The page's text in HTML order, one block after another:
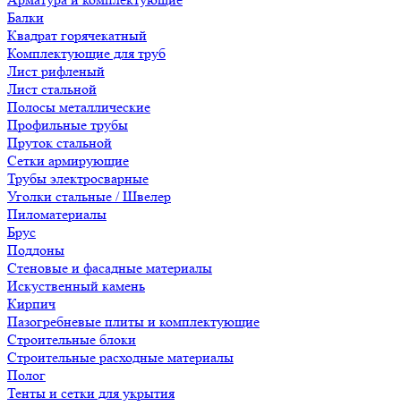
Балки
Квадрат горячекатный
Комплектующие для труб
Лист рифленый
Лист стальной
Полосы металлические
Профильные трубы
Пруток стальной
Сетки армирующие
Трубы электросварные
Уголки стальные / Швелер
Пиломатериалы
Брус
Поддоны
Стеновые и фасадные материалы
Искуственный камень
Кирпич
Пазогребневые плиты и комплектующие
Строительные блоки
Строительные расходные материалы
Полог
Тенты и сетки для укрытия